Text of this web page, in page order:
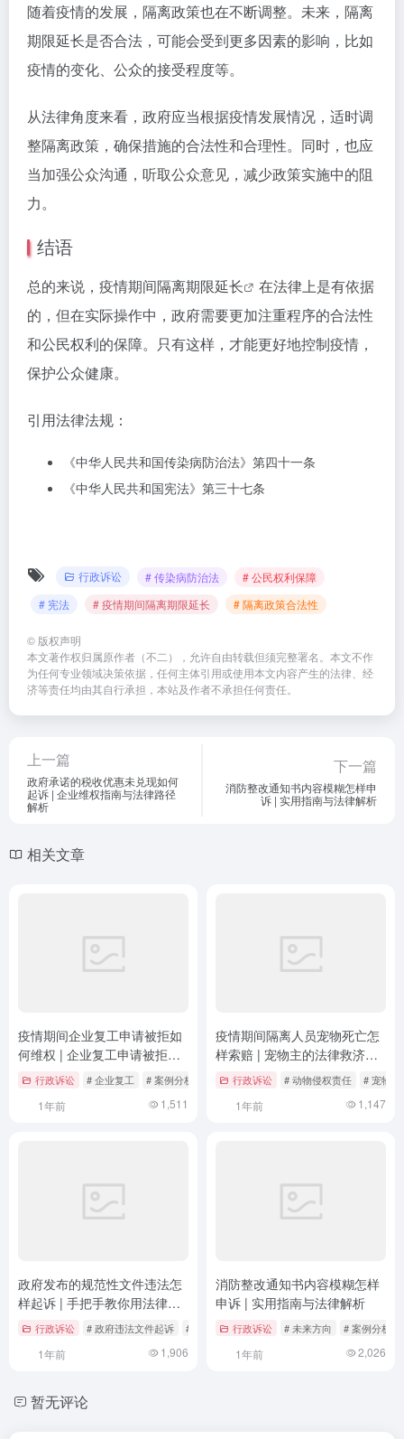
随着疫情的发展，隔离政策也在不断调整。未来，隔离
期限延长是否合法，可能会受到更多因素的影响，比如
疫情的变化、公众的接受程度等。
从法律角度来看，政府应当根据疫情发展情况，适时调
整隔离政策，确保措施的合法性和合理性。同时，也应
当加强公众沟通，听取公众意见，减少政策实施中的阻
力。
结语
总的来说， 疫情期间隔离期限延长
在法律上是有依据
的，但在实际操作中，政府需要更加注重程序的合法性
和公民权利的保障。只有这样，才能更好地控制疫情，
保护公众健康。
引用法律法规：
《中华人民共和国传染病防治法》第四十一条
《中华人民共和国宪法》第三十七条
行政诉讼 # 传染病防治法
# 公民权利保障
# 宪法
# 疫情期间隔离期限延长 # 隔离政策合法性
© 版权声明
本文著作权归属原作者（不二），允许自由转载但须完整署名。本文不作
为任何专业领域决策依据，任何主体引用或使用本文内容产生的法律、经
济等责任均由其自行承担，本站及作者不承担任何责任。
上一篇
政府承诺的税收优惠未兑现如何
起诉 | 企业维权指南与法律路径
解析
下一篇
消防整改通知书内容模糊怎样申
诉 | 实用指南与法律解析
相关文章
疫情期间企业复工申请被拒如
何维权 | 企业复工申请被拒的
合法维权路径解析
行政诉讼 # 企业复工 # 案例分析 # 法律依据
1年前 1,511
疫情期间隔离人员宠物死亡怎
样索赔 | 宠物主的法律救济全
指南行政诉讼 # 动物侵权责任 # 宠物维
1年前 1,147
政府发布的规范性文件违法怎
样起诉 | 手把手教你用法律扳
倒”问题红头文件”
行政诉讼 # 政府违法文件起诉 # 行政法律实务 # 行政诉讼维权
1年前 1,906
消防整改通知书内容模糊怎样
申诉 | 实用指南与法律解析
行政诉讼 # 未来方向 # 案例分析
1年前 2,026
暂无评论